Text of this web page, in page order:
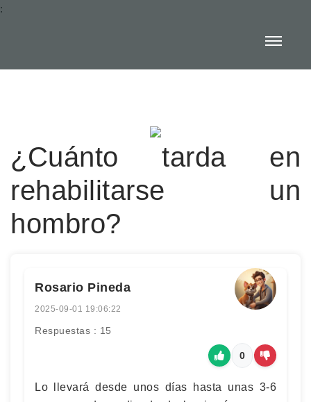
:
¿Cuánto tarda en
rehabilitarse un
hombro?
Rosario Pineda
2025-09-01 19:06:22
Respuestas : 15
0
Lo llevará desde unos días hasta unas 3-6